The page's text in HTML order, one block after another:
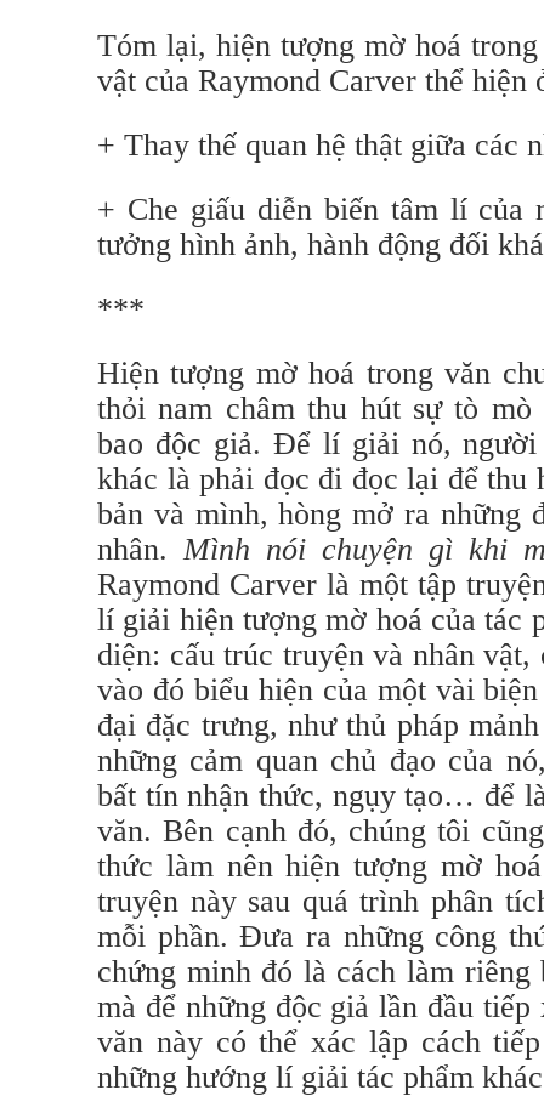
Tóm lại, hiện tượng mờ hoá
vật của Raymond Carver thể hiện
+ Thay thế quan hệ thật giữa các
+ Che giấu diễn biến tâm lí của
tưởng hình ảnh, hành động đối
***
Hiện tượng mờ hoá trong văn
thỏi nam châm thu hút sự tò
bao độc giả. Để lí giải nó, người
khác là phải đọc đi đọc lại để thu
bản và mình, hòng mở ra những
nhân.Mình nói chuyện gì khi
Raymond Carver là một tập
lí giải hiện tượng mờ hoá của tác
diện: cấu trúc truyện và nhân
vào đó biểu hiện của một vài
đại đặc trưng, như thủ pháp
những cảm quan chủ đạo của
bất tín nhận thức, ngụy tạo… để
văn. Bên cạnh đó, chúng tôi
thức làm nên hiện tượng mờ
truyện này sau quá trình phân
mỗi phần. Đưa ra những công
chứng minh đó là cách làm riêng
mà để những độc giả lần đầu
văn này có thể xác lập cách
những hướng lí giải tác phẩm